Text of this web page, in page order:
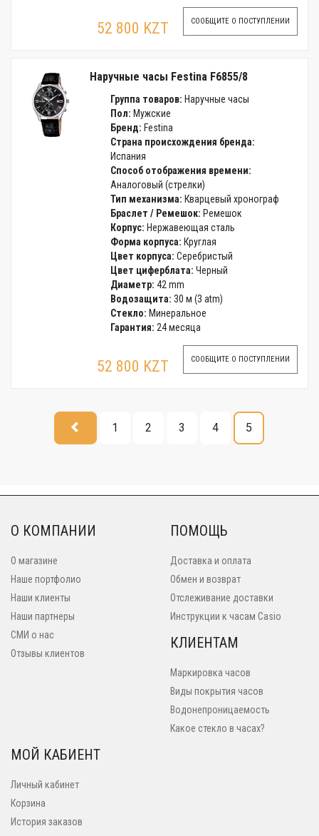
52 800 KZT СООБЩИТЕ О ПОСТУПЛЕНИИ
Наручные часы Festina F6855/8
Группа товаров: Наручные часы
Пол: Мужские
Бренд: Festina
Страна происхождения бренда:
Испания
Способ отображения времени:
Аналоговый (стрелки)
Тип механизма: Кварцевый хронограф
Браслет / Ремешок: Ремешок
Корпус: Нержавеющая сталь
Форма корпуса: Круглая
Цвет корпуса: Серебристый
Цвет циферблата: Черный
Диаметр: 42 mm
Водозащита: 30 м (3 atm)
Стекло: Минеральное
Гарантия: 24 месяца
52 800 KZT СООБЩИТЕ О ПОСТУПЛЕНИИ
1 2 3 4 5
О КОМПАНИИ
О магазине
Наше портфолио
Наши клиенты
Наши партнеры
СМИ о нас
Отзывы клиентов
ПОМОЩЬ
Доставка и оплата
Обмен и возврат
Отслеживание доставки
Инструкции к часам Casio
КЛИЕНТАМ
Маркировка часов
Виды покрытия часов
Водонепроницаемость
Какое стекло в часах?
МОЙ КАБИЕНТ
Личный кабинет
Корзина
История заказов